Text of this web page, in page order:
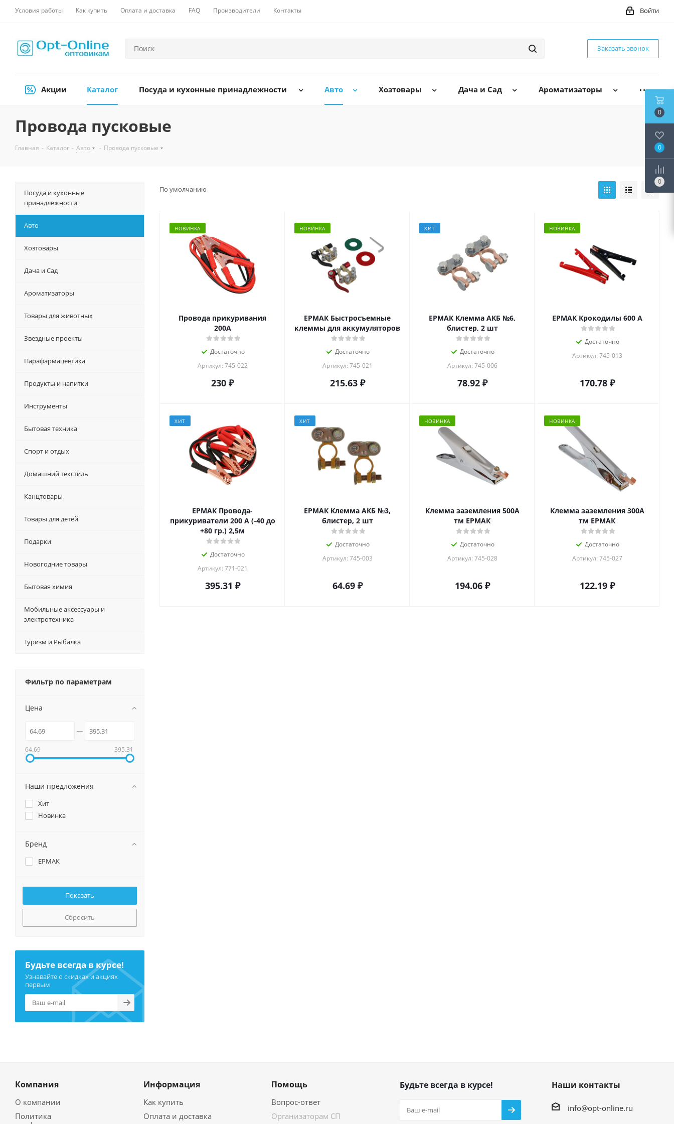
Условия работы Как купить Оплата и доставка FAQ Производители Контакты Войти
Заказать звонок
Акции Каталог Посуда и кухонные принадлежности Авто Хозтовары Дача и Сад Ароматизаторы
Провода пусковые
Главная - Каталог - Авто - Провода пусковые
По умолчанию
НОВИНКА
Провода прикуривания
200А
Достаточно
Артикул: 745-022
230 ₽
НОВИНКА
ЕРМАК Быстросъемные
клеммы для аккумуляторов
Достаточно
Артикул: 745-021
215.63₽
ХИТ
ЕРМАК Клемма АКБ №6,
блистер, 2 шт
Достаточно
Артикул: 745-006
78.92₽
НОВИНКА
ЕРМАК Крокодилы 600 А
Достаточно
Артикул: 745-013
170.78₽
ХИТ
ЕРМАК Провода-
прикуриватели 200 А (-40 до
+80 гр.) 2,5м
Достаточно
Артикул: 771-021
395.31 ₽
ХИТ
ЕРМАК Клемма АКБ №3,
блистер, 2 шт
Достаточно
Артикул: 745-003
64.69₽
НОВИНКА
Клемма заземления 500А
тм ЕРМАК
Достаточно
Артикул: 745-028
194.06₽
НОВИНКА
Клемма заземления 300А
тм ЕРМАК
Достаточно
Артикул: 745-027
122.19₽
Посуда и кухонные
принадлежности
Авто
Хозтовары
Дача и Сад
Ароматизаторы
Товары для животных
Звездные проекты
Парафармацевтика
Продукты и напитки
Инструменты
Бытовая техника
Спорт и отдых
Домашний текстиль
Канцтовары
Товары для детей
Подарки
Новогодние товары
Бытовая химия
Мобильные аксессуары и
электротехника
Туризм и Рыбалка
Фильтр по параметрам
Цена
64.69 395.31
Наши предложения
Хит
Новинка
Бренд
ЕРМАК
Сбросить
Будьте всегда в курсе!
Узнавайте о скидках и акциях
первым
Компания
О компании
Политика
Информация
Как купить
Оплата и доставка
Помощь
Вопрос-ответ
Организаторам СП
Будьте всегда в курсе! Наши контакты
info@opt-online.ru
0
0
0